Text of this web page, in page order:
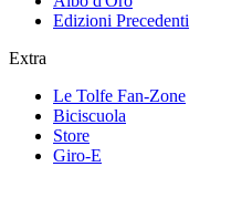
Edizioni Precedenti
Extra
Le Tolfe Fan-Zone
Biciscuola
Store
Giro-E